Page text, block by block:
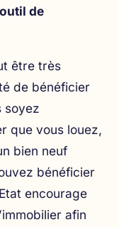
de
être très
de bénéficier
soyez
que vous louez,
bien neuf
bénéficier
encourage
afin